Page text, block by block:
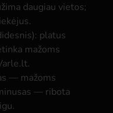
daugiau vietos;
platus
mažoms
— mažoms
— ribota